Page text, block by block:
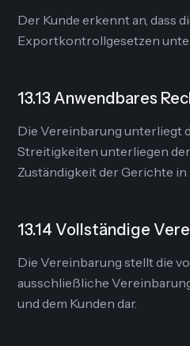
Der Kunde erkennt an, dass
Exportkontrollgesetzen
13.13 Anwendbares
Die Vereinbarung unterliegt
Streitigkeiten unterliegen
Zuständigkeit der Gerichte
13.14 Vollständige
Die Vereinbarung stellt die
ausschließliche
und dem Kunden dar.